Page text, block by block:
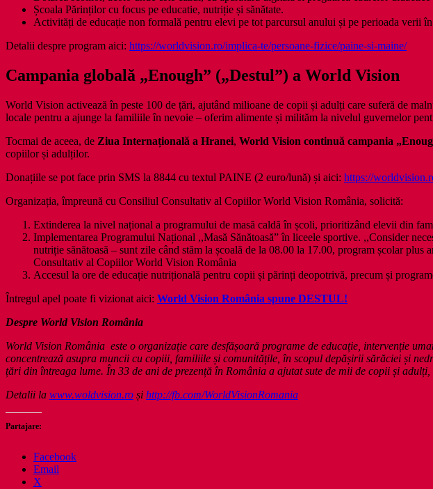
Școala Părinților cu focus pe educatie, nutriție și sănătate.
Activități de educație non formală pentru elevi pe tot parcursul anului și pe perioada verii
Detalii despre program aici: https://worldvision.ro/implica-te/persoane-fizice/paine-si-maine/
Campania globală „Enough” („Destul”) a World Vision
World Vision activează în peste 100 de țări, ajutând milioane de copii și adulți care suferă de
locale pentru a ajunge la familiile în nevoie – oferim alimente și milităm la nivelul guvernelor
Tocmai de aceea, de Ziua Internațională a Hranei, World Vision continuă campania
copiilor și adulților.
Donațiile se pot face prin SMS la 8844 cu textul PAINE (2 euro/lună) și aici: https://
Organizația, împreună cu Consiliul Consultativ al Copiilor World Vision România, solicită:
Extinderea la nivel național a programului de masă caldă în școli, prioritizând elevii din
Implementarea Programului Național ,,Masă Sănătoasă” în liceele sportive. ,,Consider
nutriție sănătoasă – sunt zile când stăm la școală de la 08.00 la 17.00, program școlar
Consultativ al Copiilor World Vision România
Accesul la ore de educație nutrițională pentru copii și părinți deopotrivă, precum și
Întregul apel poate fi vizionat aici: World Vision România spune DESTUL!
Despre World Vision România
World Vision România este o organizație care desfășoară programe de educație, intervenție
concentrează asupra muncii cu copiii, familiile și comunitățile, în scopul depășirii sărăciei și
țări din întreaga lume. În 33 de ani de prezență în România a ajutat sute de mii de copii și
Detalii la www.woldvision.ro și http://fb.com/WorldVisionRomania
Partajare:
Facebook
Email
X